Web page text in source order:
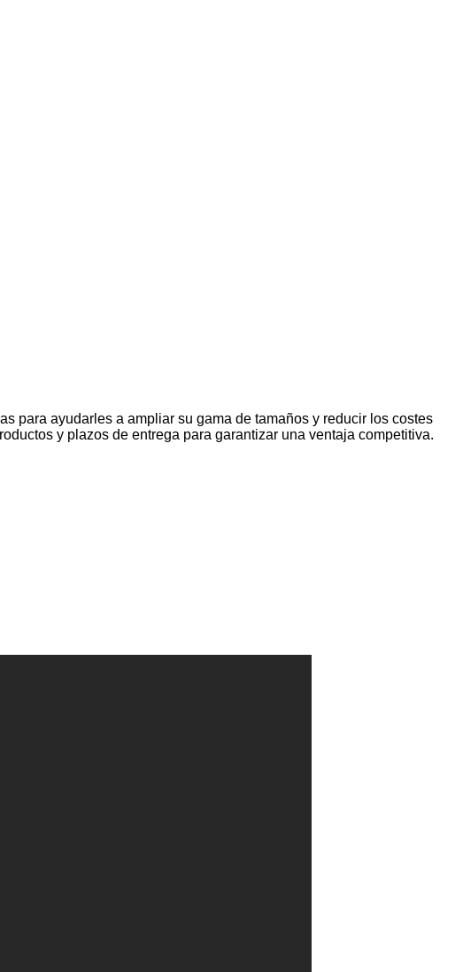
para ayudarles a ampliar su gama de tamaños y reducir los costes
y plazos de entrega para garantizar una ventaja competitiva.